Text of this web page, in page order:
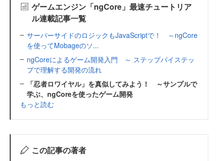
ゲームエンジン「ngCore」最速チュートリア
ル連載記事一覧
サーバーサイドのロジックもJavaScriptで！ ～ngCore
を使ってMobageのソ...
ngCoreによるゲーム開発入門 ～ ステップバイステッ
プで理解する開発の流れ
「忍者ロワイヤル」を真似してみよう！ ～サンプルで
学ぶ、ngCoreを使ったゲーム開発
もっと読む
この記事の著者